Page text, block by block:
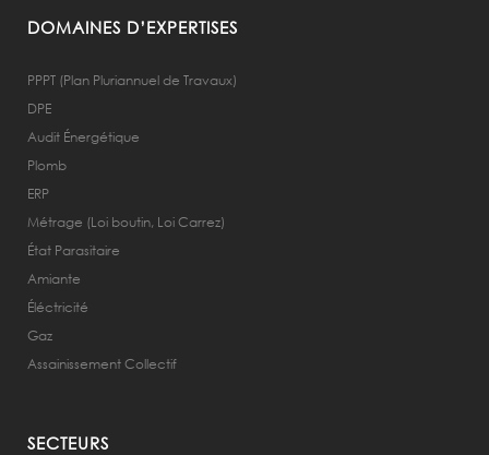
DOMAINES D’EXPERTISES
PPPT (Plan Pluriannuel de Travaux)
DPE
Audit Énergétique
Plomb
ERP
Métrage (Loi boutin, Loi Carrez)
État Parasitaire
Amiante
Éléctricité
Gaz
Assainissement Collectif
SECTEURS